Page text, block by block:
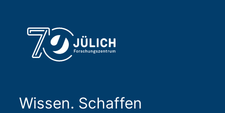
Wissen. Schaffen